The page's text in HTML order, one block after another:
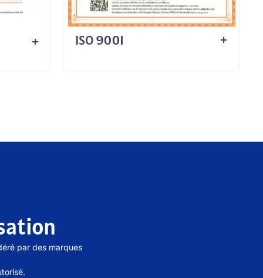
ISO 9001
par des marques